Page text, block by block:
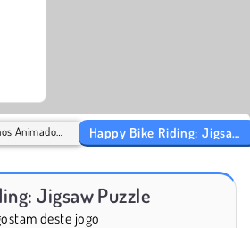
Jigsaw Puzzle
deste jogo